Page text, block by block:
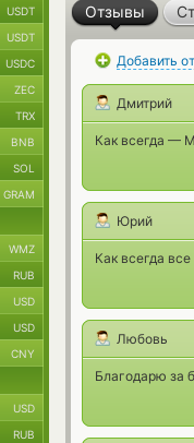
Отзывы
Добавить
Дмитрий
Как всегда —
Юрий
Как всегда
Любовь
Благодарю за
USDT
USDT
USDC
ZEC
TRX
BNB
SOL
GRAM
WMZ
RUB
USD
USD
CNY
USD
RUB